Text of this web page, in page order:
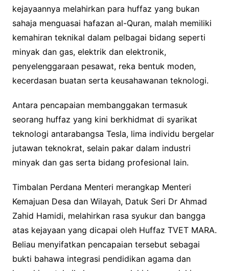
kejayaannya melahirkan para huffaz yang bukan
sahaja menguasai hafazan al-Quran, malah memiliki
kemahiran teknikal dalam pelbagai bidang seperti
minyak dan gas, elektrik dan elektronik,
penyelenggaraan pesawat, reka bentuk moden,
kecerdasan buatan serta keusahawanan teknologi.
Antara pencapaian membanggakan termasuk
seorang huffaz yang kini berkhidmat di syarikat
teknologi antarabangsa Tesla, lima individu bergelar
jutawan teknokrat, selain pakar dalam industri
minyak dan gas serta bidang profesional lain.
Timbalan Perdana Menteri merangkap Menteri
Kemajuan Desa dan Wilayah, Datuk Seri Dr Ahmad
Zahid Hamidi, melahirkan rasa syukur dan bangga
atas kejayaan yang dicapai oleh Huffaz TVET MARA.
Beliau menyifatkan pencapaian tersebut sebagai
bukti bahawa integrasi pendidikan agama dan